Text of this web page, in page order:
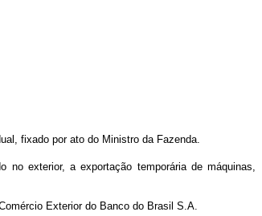
fixado por ato do Ministro da Fazenda.
no exterior, a exportação temporária de máquinas,
Exterior do Banco do Brasil S.A.